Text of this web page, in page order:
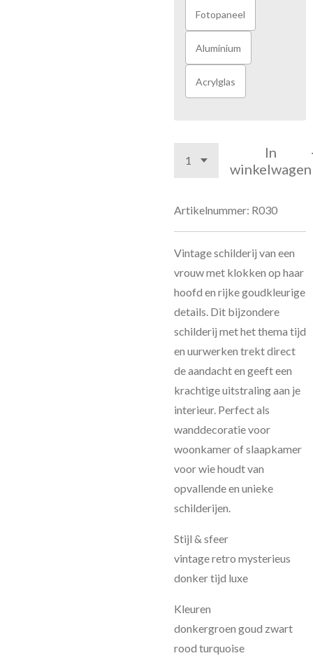
Fotopaneel
Aluminium
Acrylglas
In
winkelwagen
Artikelnummer: R030
Vintage schilderij van een
vrouw met klokken op haar
hoofd en rijke goudkleurige
details. Dit bijzondere
schilderij met het thema tijd
en uurwerken trekt direct
de aandacht en geeft een
krachtige uitstraling aan je
interieur. Perfect als
wanddecoratie voor
woonkamer of slaapkamer
voor wie houdt van
opvallende en unieke
schilderijen.
Stijl & sfeer
vintage retro mysterieus
donker tijd luxe
Kleuren
donkergroen goud zwart
rood turquoise